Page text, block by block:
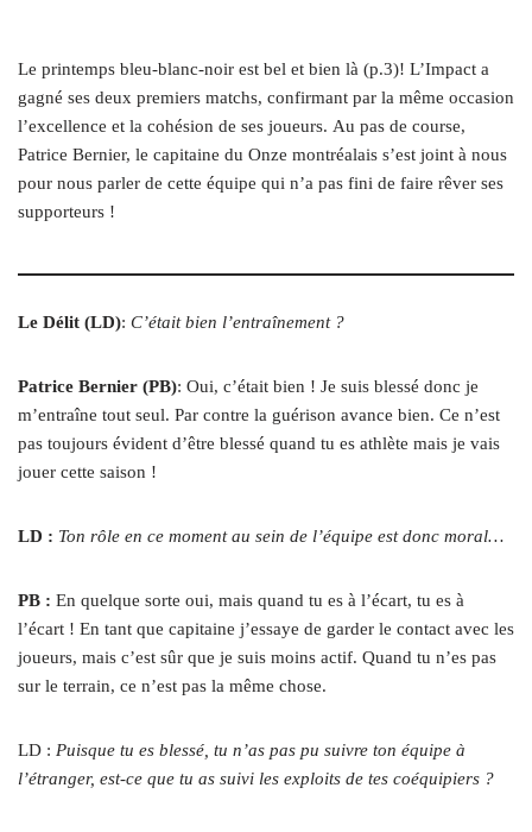
Le printemps bleu-blanc-noir est bel et bien là (p.3)! L’Impact a
gagné ses deux premiers matchs, confirmant par la même occasion
l’excellence et la cohésion de ses joueurs. Au pas de course,
Patrice Bernier, le capitaine du Onze montréalais s’est joint à nous
pour nous parler de cette équipe qui n’a pas fini de faire rêver ses
supporteurs !
Le Délit (LD): C’était bien l’entraînement ?
Patrice Bernier (PB): Oui, c’était bien ! Je suis blessé donc je
m’entraîne tout seul. Par contre la guérison avance bien. Ce n’est
pas toujours évident d’être blessé quand tu es athlète mais je vais
jouer cette saison !
LD : Ton rôle en ce moment au sein de l’équipe est donc moral…
PB : En quelque sorte oui, mais quand tu es à l’écart, tu es à
l’écart ! En tant que capitaine j’essaye de garder le contact avec les
joueurs, mais c’est sûr que je suis moins actif. Quand tu n’es pas
sur le terrain, ce n’est pas la même chose.
LD : Puisque tu es blessé, tu n’as pas pu suivre ton équipe à
l’étranger, est-ce que tu as suivi les exploits de tes coéquipiers ?